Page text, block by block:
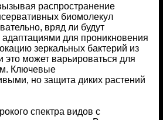
распространение
биомолекул
вряд ли будут
для проникновения
зеркальных бактерий из
это может варьироваться для
Ключевые
но защита диких растений
спектра видов с